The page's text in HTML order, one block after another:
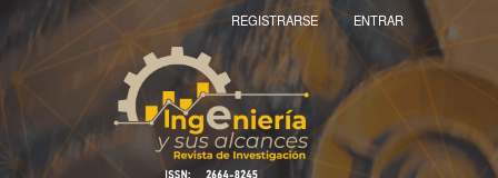
Navegación
principal
Contenido
lateral
REGISTRARSE ENTRAR